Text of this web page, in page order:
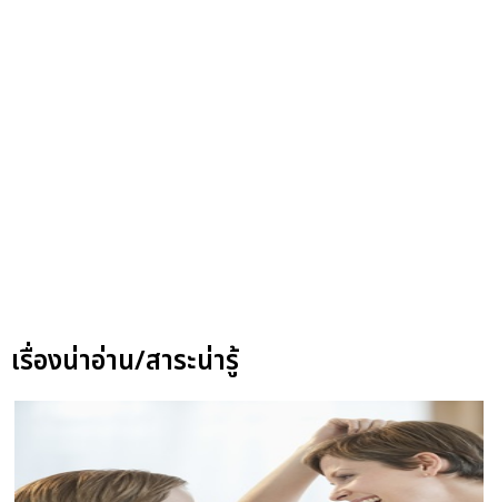
เรื่องน่าอ่าน/สาระน่ารู้